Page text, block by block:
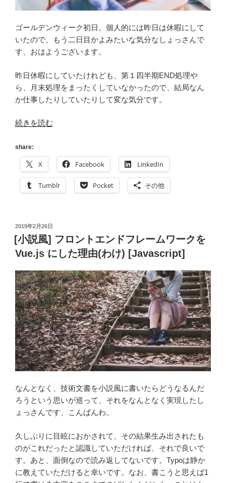
ゴールデンウィーク初日。個人的には昨日は休暇にして
いたので、もう二日目かよみたいな気分なしょっさんで
す、おはようございます。
昨日休暇にしていたけれども、第１四半期END処理や
ら、月末処理をまったくしていなかったので、結局なん
か仕事したりしていたりして変な気分です。
“[Heroku]
型
ゴ
ー
デ
ィ
ー
ク
日
目
の
始
ま
り
[Locust]”
の
続きを読む
share:
X Facebook LinkedIn
Tumblr Pocket その他
投
稿
日:
2019年2月26日
[小説風] フロントエンドフレームワークを
Vue.js にした理由(わけ) [Javascript]
なんとなく、技術文書を小説風に書いたらどうなるんだ
ろうという思いが巡って、それをなんとなく実現したし
ょっさんです、こんばんわ。
久しぶりに目眩におかされて、その結果生み出されたも
のがこれだったと認識していただければ、それで良いで
す。あと、面倒なので読み返してないです。Typoは静か
に教えていただけると幸いです。なお、書こうと思えば1